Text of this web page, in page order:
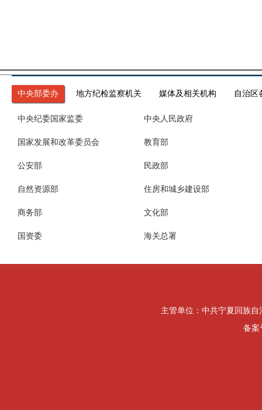
中央部委办 地方纪检监察机关 媒体及相关机构 自治区
中央纪委国家监委 中央人民政府
国家发展和改革委员会 教育部
公安部 民政部
自然资源部 住房和城乡建设部
商务部 文化部
国资委 海关总署
主管单位：中共宁夏回族自
备案